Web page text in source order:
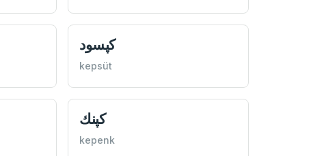
كپسود
kepsüt
كپنك
kepenk